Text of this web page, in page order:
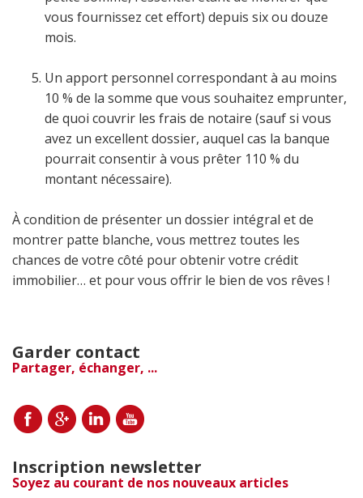
vous fournissez cet effort) depuis six ou douze
mois.
Un apport personnel correspondant à au moins
10 % de la somme que vous souhaitez emprunter,
de quoi couvrir les frais de notaire (sauf si vous
avez un excellent dossier, auquel cas la banque
pourrait consentir à vous prêter 110 % du
montant nécessaire).
À condition de présenter un dossier intégral et de
montrer patte blanche, vous mettrez toutes les
chances de votre côté pour obtenir votre crédit
immobilier… et pour vous offrir le bien de vos rêves !
Garder contact
Partager, échanger, ...
Inscription newsletter
Soyez au courant de nos nouveaux articles